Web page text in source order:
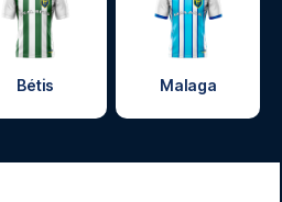
Bétis Malaga